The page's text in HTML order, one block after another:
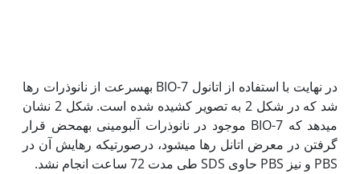
در نهایت با استفاده از اتانول 7-BIO به‏سرعت از نانوذرات رها
­شد که در شکل 2 به تصویر کشیده شده است. شکل 2 نشان
میدهد که 7-BIO موجود در نانوذرات آلبومینی به‏محض قرار
گرفتن در معرض اتانل رها می­شود، درصورتیکه رهایش آن در
PBS و نیز PBS حاوی SDS طی مدت 72 ساعت انجام نشد.